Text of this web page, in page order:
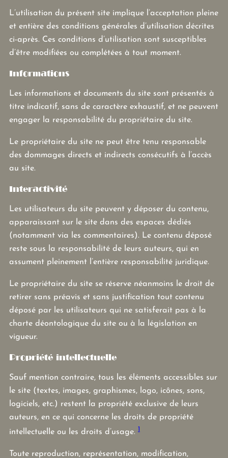
L’utilisation du présent site implique l’acceptation pleine
et entière des conditions générales d’utilisation décrites
ci-après. Ces conditions d’utilisation sont susceptibles
d’être modifiées ou complétées à tout moment.
Informations
Les informations et documents du site sont présentés à
titre indicatif, sans de caractère exhaustif, et ne peuvent
engager la responsabilité du propriétaire du site.
Le propriétaire du site ne peut être tenu responsable
des dommages directs et indirects consécutifs à l’accès
au site.
Interactivité
Les utilisateurs du site peuvent y déposer du contenu,
apparaissant sur le site dans des espaces dédiés
(notamment via les commentaires). Le contenu déposé
reste sous la responsabilité de leurs auteurs, qui en
assument pleinement l’entière responsabilité juridique.
Le propriétaire du site se réserve néanmoins le droit de
retirer sans préavis et sans justification tout contenu
déposé par les utilisateurs qui ne satisferait pas à la
charte déontologique du site ou à la législation en
vigueur.
Propriété intellectuelle
Sauf mention contraire, tous les éléments accessibles sur
le site (textes, images, graphismes, logo, icônes, sons,
logiciels, etc.) restent la propriété exclusive de leurs
auteurs, en ce qui concerne les droits de propriété
intellectuelle ou les droits d’usage. 1
Toute reproduction, représentation, modification,